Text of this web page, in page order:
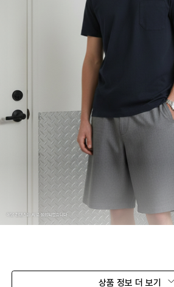
상품 정보 더 보기